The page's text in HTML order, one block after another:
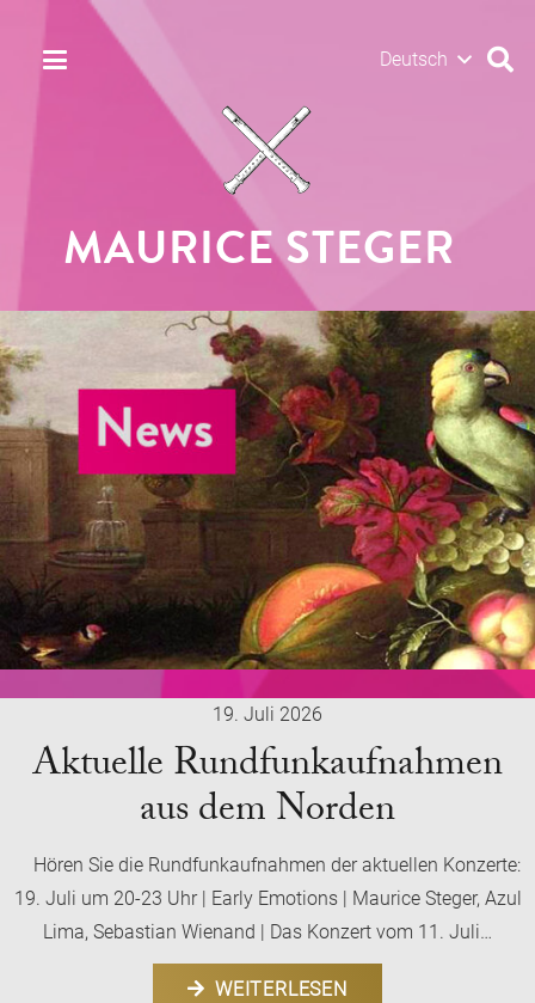
Deutsch
MAURICE STEGER
19. Juli 2026
Aktuelle Rundfunkaufnahmen
aus dem Norden
Hören Sie die Rundfunkaufnahmen der aktuellen Konzerte:
19. Juli um 20-23 Uhr | Early Emotions | Maurice Steger, Azul
Lima, Sebastian Wienand | Das Konzert vom 11. Juli…
WEITERLESEN